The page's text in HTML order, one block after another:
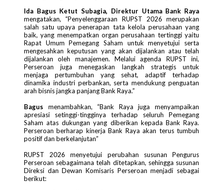
Ida Bagus Ketut Subagia, Direktur Utama Bank Raya
mengatakan, “Penyelenggaraan RUPST 2026 merupakan
salah satu upaya penerapan tata kelola perusahaan yang
baik, yang menempatkan organ perusahaan tertinggi yaitu
Rapat Umum Pemegang Saham untuk menyetujui serta
mengesahkan keputusan yang akan dijalankan atau telah
dijalankan oleh manajemen. Melalui agenda RUPST ini,
Perseroan juga menegaskan langkah strategis untuk
menjaga pertumbuhan yang sehat, adaptif terhadap
dinamika industri perbankan, serta mendukung penguatan
arah bisnis jangka panjang Bank Raya.”
Bagus menambahkan, “Bank Raya juga menyampaikan
apresiasi setinggi-tingginya terhadap seluruh Pemegang
Saham atas dukungan yang diberikan kepada Bank Raya.
Perseroan berharap kinerja Bank Raya akan terus tumbuh
positif dan berkelanjutan”
RUPST 2026 menyetujui perubahan susunan Pengurus
Perseroan sebagaimana telah ditetapkan, sehingga susunan
Direksi dan Dewan Komisaris Perseroan menjadi sebagai
berikut: